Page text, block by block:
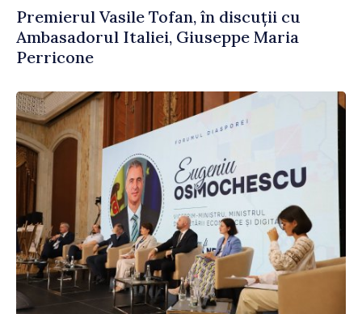
Premierul Vasile Tofan, în discuții cu
Ambasadorul Italiei, Giuseppe Maria
Perricone